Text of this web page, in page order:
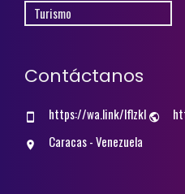
Turismo
Contáctanos
https://wa.link/lflzkl
Caracas - Venezuela